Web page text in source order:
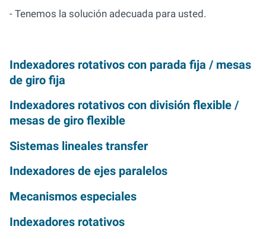
- Tenemos la solución adecuada para usted.
Indexadores rotativos con parada fija / mesas
de giro fija
Indexadores rotativos con división flexible /
mesas de giro flexible
Sistemas lineales transfer
Indexadores de ejes paralelos
Mecanismos especiales
Indexadores rotativos